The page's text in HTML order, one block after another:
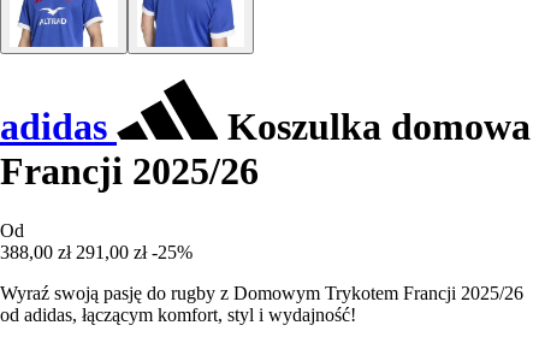
adidas
Koszulka domowa
Francji 2025/26
Od
388,00 zł 291,00 zł -25%
Wyraź swoją pasję do rugby z Domowym Trykotem Francji 2025/26
od adidas, łączącym komfort, styl i wydajność!